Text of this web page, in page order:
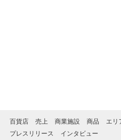
百貨店 売上 商業施設 商品 エリ
プレスリリース
インタビュー